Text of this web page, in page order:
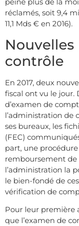
peine plus de la
réclamés, soit 9,4
11,1 Mds € en 2016).
contrôle
En 2017, deux
fiscal ont vu le jour.
d’examen de
l’administration de
ses bureaux, les
(FEC)
part, une
remboursement de
l’administration la
le bien-fondé de
vérification de
Pour leur première
que l’examen de